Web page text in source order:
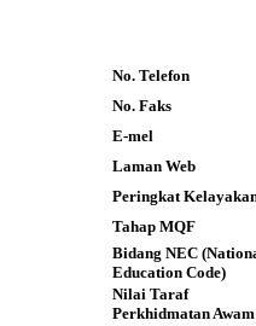
No. Telefon
No. Faks
E-mel
Laman Web
Peringkat
Tahap MQF
Bidang NEC
Education Code)
Nilai Taraf
Perkhidmatan Awam